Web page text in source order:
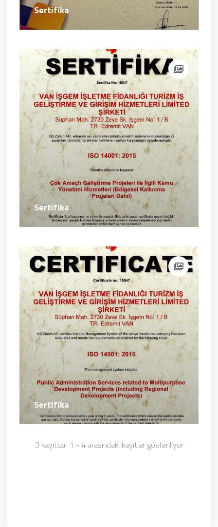
Sertifika
Sertifika
Sertifika
3 kayıttan 1 - 4 arasındaki kayıtlar gösteriliyor